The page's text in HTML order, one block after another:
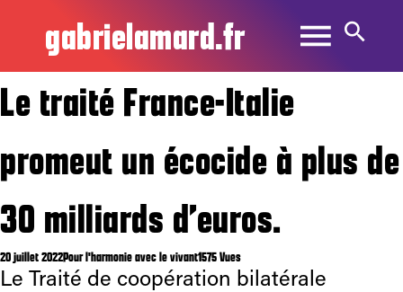
gabrielamard.fr
Le traité France-Italie
promeut un écocide à plus de
30 milliards d’euros.
20 juillet 2022Pour l'harmonie avec le vivant1575 Vues
Le Traité de coopération bilatérale